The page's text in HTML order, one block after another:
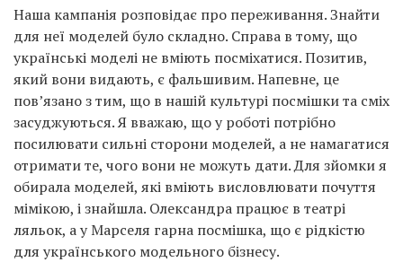
Наша кампанія розповідає про переживання. Знайти
для неї моделей було складно. Справа в тому, що
українські моделі не вміють посміхатися. Позитив,
який вони видають, є фальшивим. Напевне, це
пов’язано з тим, що в нашій культурі посмішки та сміх
засуджуються. Я вважаю, що у роботі потрібно
посилювати сильні сторони моделей, а не намагатися
отримати те, чого вони не можуть дати. Для зйомки я
обирала моделей, які вміють висловлювати почуття
мімікою, і знайшла. Олександра працює в театрі
ляльок, а у Марселя гарна посмішка, що є рідкістю
для українського модельного бізнесу.